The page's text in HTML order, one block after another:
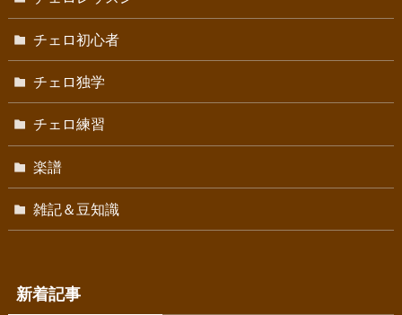
チェロ初心者
チェロ独学
チェロ練習
楽譜
雑記＆豆知識
新着記事